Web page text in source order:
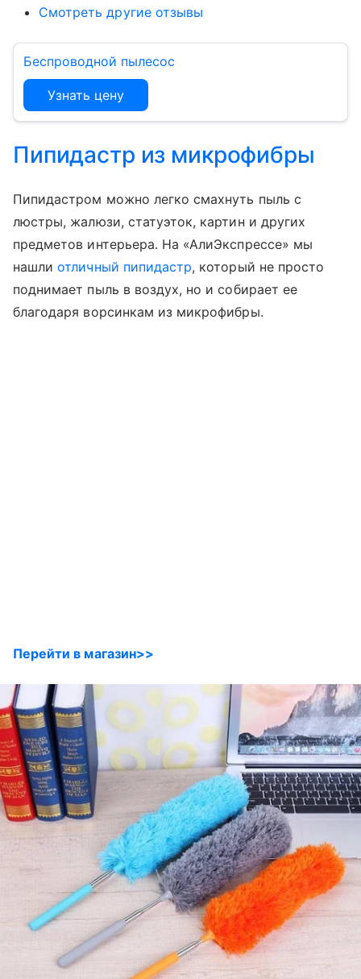
Смотреть другие отзывы
Беспроводной пылесос
Узнать цену
Пипидастр из микрофибры
Пипидастром можно легко смахнуть пыль с
люстры, жалюзи, статуэток, картин и других
предметов интерьера. На «АлиЭкспрессе» мы
нашлиотличный пипидастр, который не просто
поднимает пыль в воздух, но и собирает ее
благодаря ворсинкам из микрофибры.
Перейти в магазин>>